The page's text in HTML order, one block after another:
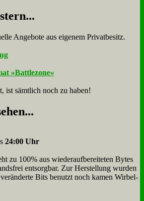
An­ge­bo­te aus eigenem Privatbesitz.
ist sämt­lich noch zu haben!
24:00 Uhr
zu 100% aus wie­der­auf­bereite­ten Bytes
ent­sorg­bar. Zur Herstellung wurden
Bits benutzt noch kamen Wir­bel­